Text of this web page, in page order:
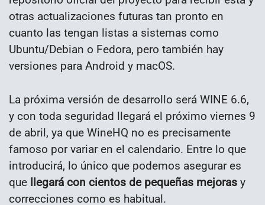
otras actualizaciones futuras tan pronto en
cuanto las tengan listas a sistemas como
Ubuntu/Debian o Fedora, pero también hay
versiones para Android y macOS.
La próxima versión de desarrollo será WINE 6.6,
y con toda seguridad llegará el próximo viernes 9
de abril, ya que WineHQ no es precisamente
famoso por variar en el calendario. Entre lo que
introducirá, lo único que podemos asegurar es
que llegará con cientos de pequeñas mejoras y
correcciones como es habitual.